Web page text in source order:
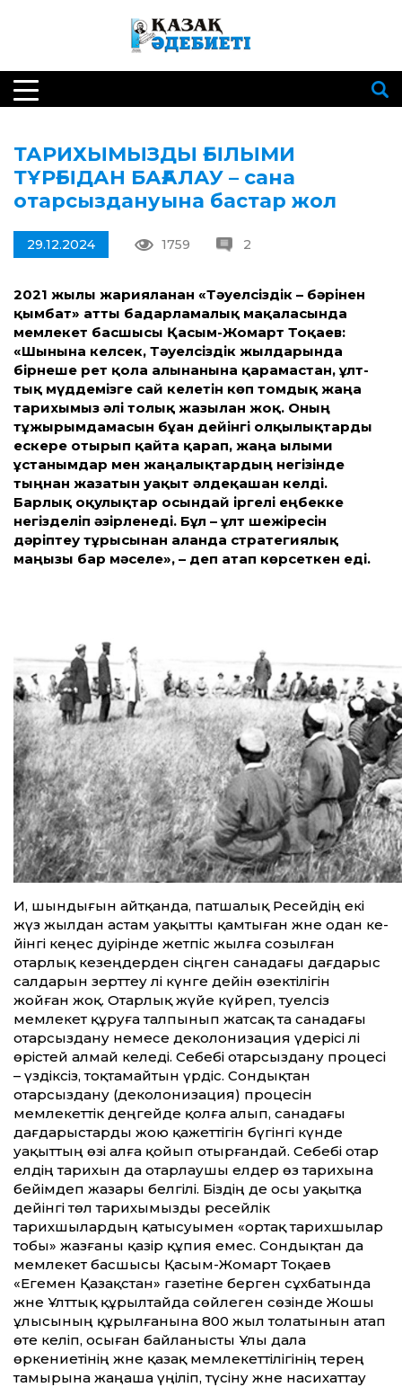
ТАРИХЫМЫЗДЫ ҒЫЛЫМИ
ТҰРҒЫДАН БАҒАЛАУ – сана
отарсыздануына бастар жол
29.12.2024 1759 2
2021 жылы жарияланған «Тәуелсіздік – бәрінен
қымбат» ат­ты бағдарламалық мақаласында
мемлекет басшысы Қасым-Жомарт Тоқаев:
«Шынына келсек, Тәуелсіздік жылдарында
бірнеше рет қолға алынғанына қарамастан, ұлт­
тық мүддемізге сай келетін көп томдық жаңа
тарихымыз әлі толық жазылған жоқ. Оның
тұжырымдамасын бұған де­йінгі олқылықтарды
ескере отырып қайта қарап, жаңа ғылыми
ұстанымдар мен жаңалықтардың негізінде
тыңнан жазатын уақыт әлдеқашан келді.
Барлық оқулықтар осындай іргелі еңбекке
негізделіп әзірленеді. Бұл – ұлт шежіресін
дәріптеу тұрғысынан алғанда страте­гиялық
маңызы бар мәселе», – деп атап көрсеткен еді.
Иә, шындығын айтқанда, патшалық Ресейдің екі
жүз жылдан астам уақыт­ты қамтыған және одан ке­
йінгі кеңес дәуірінде жетпіс жылға созылған
отарлық кезеңдерден сіңген санадағы дағдарыс
салдарын зерт­теу әлі күнге де­йін өзектілігін
жойған жоқ. Отарлық жүйе күйреп, тәуелсіз
мемлекет құруға талпынып жатсақ та санадағы
отарсыздану немесе деколонизация үдерісі әлі
өрістей алмай келеді. Себебі отарсыздану процесі
– үздіксіз, тоқтамайтын үрдіс. Сондықтан
отарсыздану (деколонизация) процесін
мемлекет­тік деңгейде қолға алып, санадағы
дағдарыстарды жою қажет­тігін бүгінгі күнде
уақыт­тың өзі алға қойып отырғандай. Себебі отар
елдің тарихын да отарлаушы елдер өз тарихына
бейімдеп жазары белгілі. Біздің де осы уақытқа
де­йінгі төл тарихымызды ресейлік
тарихшылардың қатысуымен «ортақ тарихшылар
тобы» жазғаны қазір құпия емес. Сондықтан да
мемлекет басшысы Қасым-Жомарт Тоқаев
«Егемен Қазақ­стан» газетіне берген сұхбатында
және Ұлт­тық құрылтайда сөйлеген сөзінде Жошы
ұлысының құрылғанына 800 жыл толатынын атап
өте келіп, осыған байланысты Ұлы дала
өркениетінің және қазақ мемлекет­тілігінің терең
тамырына жаңаша үңіліп, түсіну және насихат­тау